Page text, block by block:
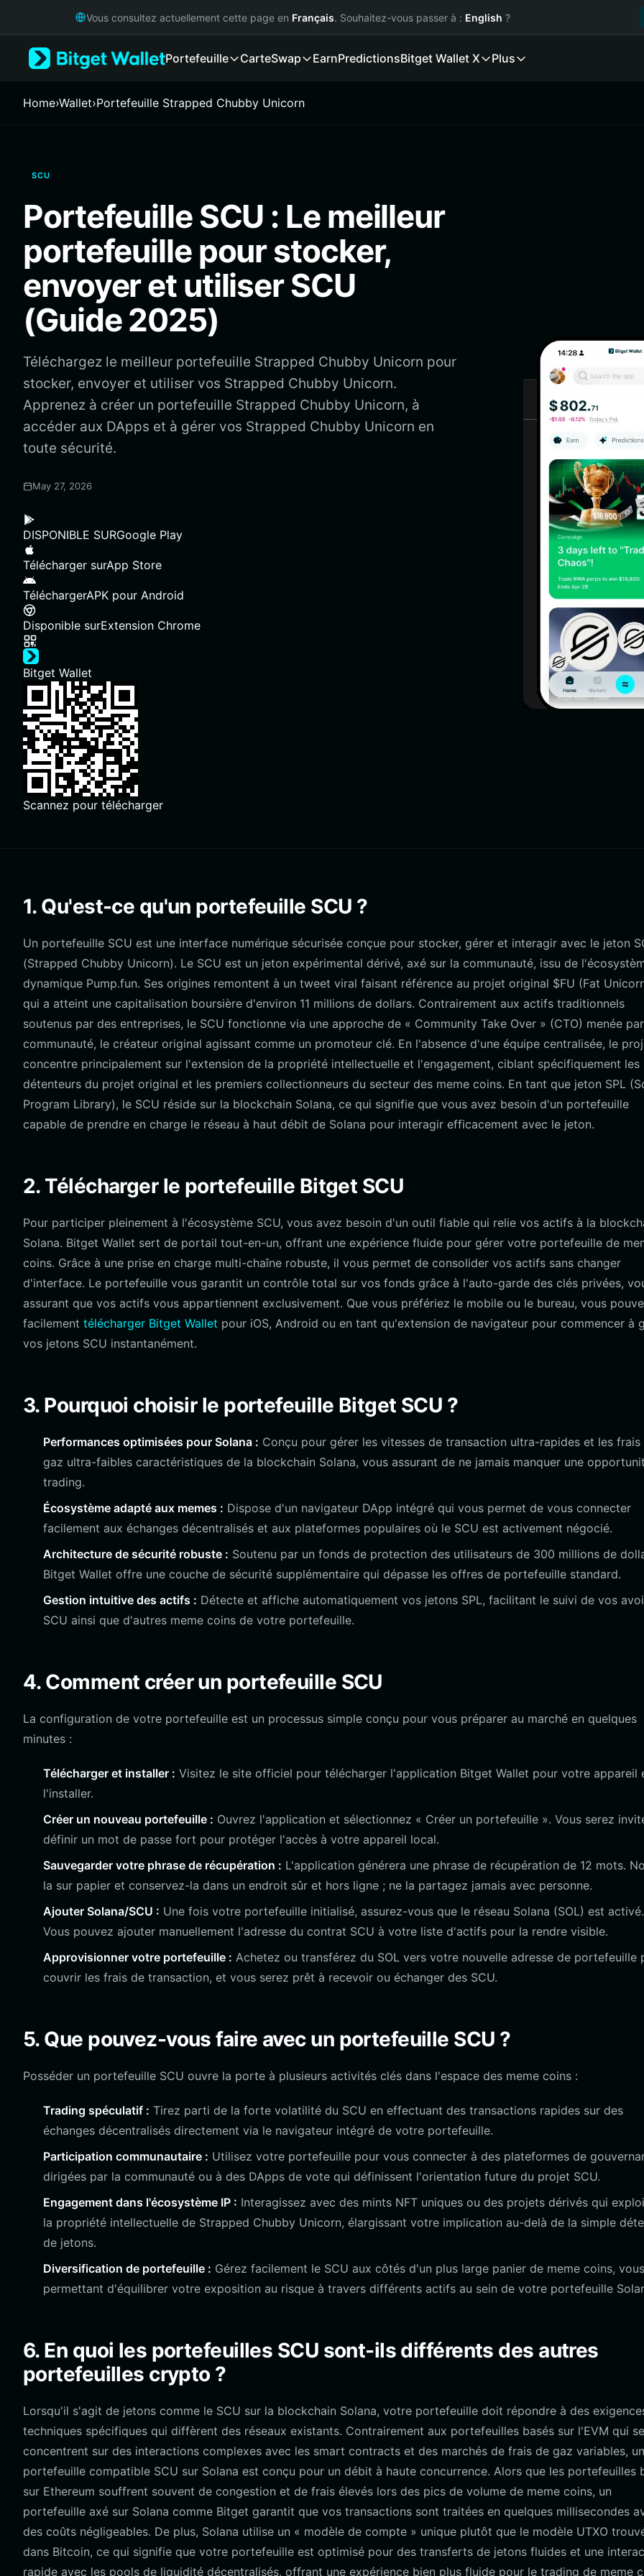
Русский
Italiano
繁體中文
Bahasa Indonesia
ภาษาไทย
Español
Português (Brasil)
Español (Argentina)
Vous consultez actuellement cette page en Français. Souhaitez-vous passer à : English ?
Portefeuille CarteSwap EarnPredictionsBitget Wallet X Plus
Home›Wallet›Portefeuille Strapped Chubby Unicorn
SCU
Portefeuille SCU : Le meilleur
portefeuille pour stocker,
envoyer et utiliser SCU
(Guide 2025)
Téléchargez le meilleur portefeuille Strapped Chubby Unicorn pour
stocker, envoyer et utiliser vos Strapped Chubby Unicorn.
Apprenez à créer un portefeuille Strapped Chubby Unicorn, à
accéder aux DApps et à gérer vos Strapped Chubby Unicorn en
toute sécurité.
May 27, 2026
DISPONIBLE SURGoogle Play
Télécharger surApp Store
TéléchargerAPK pour Android
Disponible surExtension Chrome
Bitget Wallet
Scannez pour télécharger
1. Qu'est-ce qu'un portefeuille SCU ?
Un portefeuille SCU est une interface numérique sécurisée conçue pour stocker, gérer et interagir avec le jeton
(Strapped Chubby Unicorn). Le SCU est un jeton expérimental dérivé, axé sur la communauté, issu de
dynamique Pump.fun. Ses origines remontent à un tweet viral faisant référence au projet original $FU (Fat
qui a atteint une capitalisation boursière d'environ 11 millions de dollars. Contrairement aux actifs traditionnels
soutenus par des entreprises, le SCU fonctionne via une approche de « Community Take Over » (CTO) menée
communauté, le créateur original agissant comme un promoteur clé. En l'absence d'une équipe centralisée, le
concentre principalement sur l'extension de la propriété intellectuelle et l'engagement, ciblant spécifiquement les
détenteurs du projet original et les premiers collectionneurs du secteur des meme coins. En tant que jeton SPL
Program Library), le SCU réside sur la blockchain Solana, ce qui signifie que vous avez besoin d'un portefeuille
capable de prendre en charge le réseau à haut débit de Solana pour interagir efficacement avec le jeton.
2. Télécharger le portefeuille Bitget SCU
Pour participer pleinement à l'écosystème SCU, vous avez besoin d'un outil fiable qui relie vos actifs à la
Solana. Bitget Wallet sert de portail tout-en-un, offrant une expérience fluide pour gérer votre portefeuille de
coins. Grâce à une prise en charge multi-chaîne robuste, il vous permet de consolider vos actifs sans changer
d'interface. Le portefeuille vous garantit un contrôle total sur vos fonds grâce à l'auto-garde des clés privées,
assurant que vos actifs vous appartiennent exclusivement. Que vous préfériez le mobile ou le bureau, vous
facilement télécharger Bitget Wallet pour iOS, Android ou en tant qu'extension de navigateur pour commencer à
vos jetons SCU instantanément.
3. Pourquoi choisir le portefeuille Bitget SCU ?
Performances optimisées pour Solana : Conçu pour gérer les vitesses de transaction ultra-rapides et les frais
gaz ultra-faibles caractéristiques de la blockchain Solana, vous assurant de ne jamais manquer une
trading.
Écosystème adapté aux memes : Dispose d'un navigateur DApp intégré qui vous permet de vous connecter
facilement aux échanges décentralisés et aux plateformes populaires où le SCU est activement négocié.
Architecture de sécurité robuste : Soutenu par un fonds de protection des utilisateurs de 300 millions de
Bitget Wallet offre une couche de sécurité supplémentaire qui dépasse les offres de portefeuille standard.
Gestion intuitive des actifs : Détecte et affiche automatiquement vos jetons SPL, facilitant le suivi de vos
SCU ainsi que d'autres meme coins de votre portefeuille.
4. Comment créer un portefeuille SCU
La configuration de votre portefeuille est un processus simple conçu pour vous préparer au marché en quelques
minutes :
Télécharger et installer : Visitez le site officiel pour télécharger l'application Bitget Wallet pour votre appareil
l'installer.
Créer un nouveau portefeuille : Ouvrez l'application et sélectionnez « Créer un portefeuille ». Vous serez
définir un mot de passe fort pour protéger l'accès à votre appareil local.
Sauvegarder votre phrase de récupération : L'application générera une phrase de récupération de 12 mots.
la sur papier et conservez-la dans un endroit sûr et hors ligne ; ne la partagez jamais avec personne.
Ajouter Solana/SCU : Une fois votre portefeuille initialisé, assurez-vous que le réseau Solana (SOL) est activé.
Vous pouvez ajouter manuellement l'adresse du contrat SCU à votre liste d'actifs pour la rendre visible.
Approvisionner votre portefeuille : Achetez ou transférez du SOL vers votre nouvelle adresse de portefeuille
couvrir les frais de transaction, et vous serez prêt à recevoir ou échanger des SCU.
5. Que pouvez-vous faire avec un portefeuille SCU ?
Posséder un portefeuille SCU ouvre la porte à plusieurs activités clés dans l'espace des meme coins :
Trading spéculatif : Tirez parti de la forte volatilité du SCU en effectuant des transactions rapides sur des
échanges décentralisés directement via le navigateur intégré de votre portefeuille.
Participation communautaire : Utilisez votre portefeuille pour vous connecter à des plateformes de
dirigées par la communauté ou à des DApps de vote qui définissent l'orientation future du projet SCU.
Engagement dans l'écosystème IP : Interagissez avec des mints NFT uniques ou des projets dérivés qui
la propriété intellectuelle de Strapped Chubby Unicorn, élargissant votre implication au-delà de la simple
de jetons.
Diversification de portefeuille : Gérez facilement le SCU aux côtés d'un plus large panier de meme coins, vous
permettant d'équilibrer votre exposition au risque à travers différents actifs au sein de votre portefeuille
6. En quoi les portefeuilles SCU sont-ils différents des autres
portefeuilles crypto ?
Lorsqu'il s'agit de jetons comme le SCU sur la blockchain Solana, votre portefeuille doit répondre à des
techniques spécifiques qui diffèrent des réseaux existants. Contrairement aux portefeuilles basés sur l'EVM qui se
concentrent sur des interactions complexes avec les smart contracts et des marchés de frais de gaz variables, un
portefeuille compatible SCU sur Solana est conçu pour un débit à haute concurrence. Alors que les portefeuilles
sur Ethereum souffrent souvent de congestion et de frais élevés lors des pics de volume de meme coins, un
portefeuille axé sur Solana comme Bitget garantit que vos transactions sont traitées en quelques millisecondes
des coûts négligeables. De plus, Solana utilise un « modèle de compte » unique plutôt que le modèle UTXO
dans Bitcoin, ce qui signifie que votre portefeuille est optimisé pour des transferts de jetons fluides et une
rapide avec les pools de liquidité décentralisés, offrant une expérience bien plus fluide pour le trading de meme